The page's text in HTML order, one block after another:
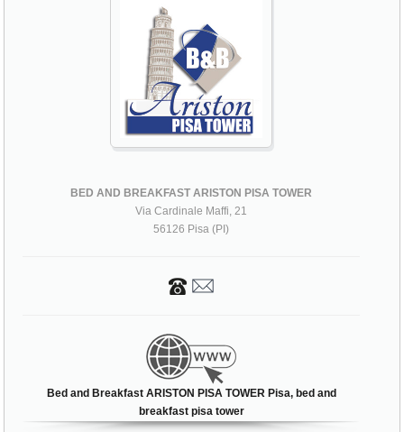
BED AND BREAKFAST ARISTON PISA TOWER
Via Cardinale Maffi, 21
56126 Pisa (PI)
Bed and Breakfast ARISTON PISA TOWER Pisa, bed and
breakfast pisa tower